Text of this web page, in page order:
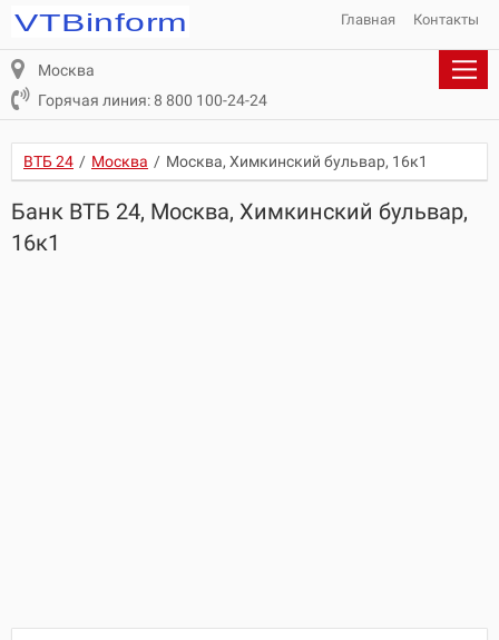
Главная Контакты
Москва
Горячая линия: 8 800 100-24-24
ВТБ 24 / Москва / Москва, Химкинский бульвар, 16к1
Банк ВТБ 24, Москва, Химкинский бульвар,
16к1